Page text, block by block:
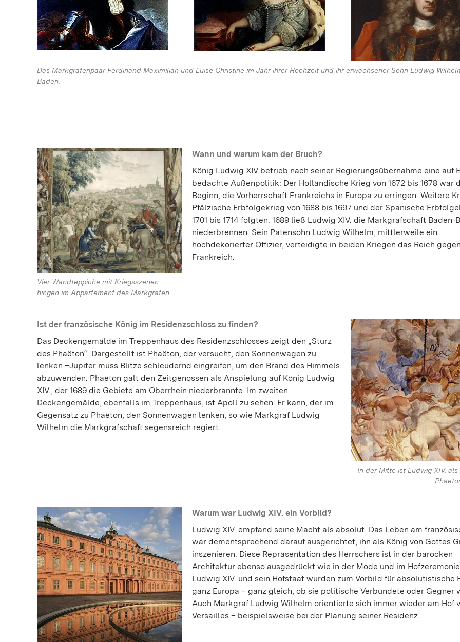
Das Markgrafenpaar Ferdinand Maximilian und Luise Christine im Jahr ihrer Hochzeit und ihr erwachsener Sohn Ludwig
Baden.
Vier Wandteppiche mit Kriegsszenen
hingen im Appartement des Markgrafen.
Wann und warum kam der Bruch?
König Ludwig XIV betrieb nach seiner Regierungsübernahme eine auf
bedachte Außenpolitik: Der Holländische Krieg von 1672 bis 1678 war
Beginn, die Vorherrschaft Frankreichs in Europa zu erringen. Weitere
Pfälzische Erbfolgekrieg von 1688 bis 1697 und der Spanische
1701 bis 1714 folgten. 1689 ließ Ludwig XIV. die Markgrafschaft Baden-
niederbrennen. Sein Patensohn Ludwig Wilhelm, mittlerweile ein
hochdekorierter Offizier, verteidigte in beiden Kriegen das Reich gegen
Frankreich.
In der Mitte ist Ludwig XIV.
Ist der französische König im Residenzschloss zu finden?
Das Deckengemälde im Treppenhaus des Residenzschlosses zeigt den „Sturz
des Phaëton“. Dargestellt ist Phaëton, der versucht, den Sonnenwagen zu
lenken –Jupiter muss Blitze schleudernd eingreifen, um den Brand des Himmels
abzuwenden. Phaëton galt den Zeitgenossen als Anspielung auf König Ludwig
XIV., der 1689 die Gebiete am Oberrhein niederbrannte. Im zweiten
Deckengemälde, ebenfalls im Treppenhaus, ist Apoll zu sehen: Er kann, der im
Gegensatz zu Phaëton, den Sonnenwagen lenken, so wie Markgraf Ludwig
Wilhelm die Markgrafschaft segensreich regiert.
Warum war Ludwig XIV. ein Vorbild?
Ludwig XIV. empfand seine Macht als absolut. Das Leben am
war dementsprechend darauf ausgerichtet, ihn als König von Gottes
inszenieren. Diese Repräsentation des Herrschers ist in der barocken
Architektur ebenso ausgedrückt wie in der Mode und im
Ludwig XIV. und sein Hofstaat wurden zum Vorbild für absolutistische
ganz Europa – ganz gleich, ob sie politische Verbündete oder Gegner
Auch Markgraf Ludwig Wilhelm orientierte sich immer wieder am Hof
Versailles – beispielsweise bei der Planung seiner Residenz.